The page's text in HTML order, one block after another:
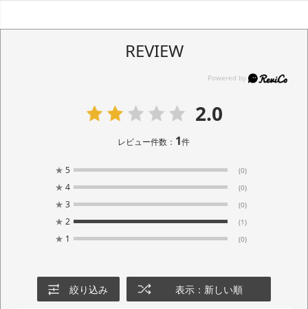
REVIEW
2.0
レビュー件数： 1件
★ 5 (0)
★ 4 (0)
★ 3 (0)
★ 2 (1)
★ 1 (0)
絞り込み 表示：新しい順